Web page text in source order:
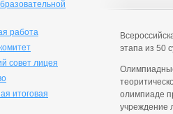
работа
совет лицея
итоговая
этапа из 50
олимпиаде
учреждение